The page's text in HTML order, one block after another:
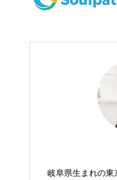
岐阜県生まれの東